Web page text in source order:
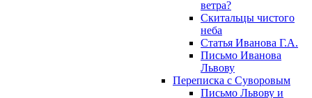
ветра?
Скитальцы чистого
неба
Статья Иванова Г.А.
Письмо Иванова
Львову
Переписка с Суворовым
Письмо Львову и